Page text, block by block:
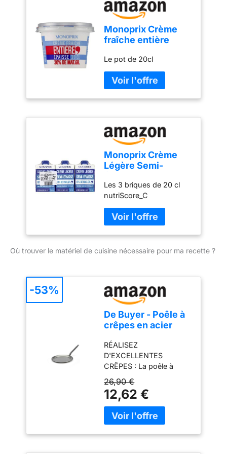
environnement propre,
sec (humidité relative
max. 70 %) et sans
odeur. Température de
Monoprix Crème
fraîche entière
matières grasses. -
Le pot de 20cl
Le pot de 20cl
Monoprix Crème
Légère Semi-
3x20cl
Les 3 briques de 20 cl
nutriScore_C
Où trouver le matériel de cuisine nécessaire pour ma recette ?
De Buyer - Poêle à
crêpes en acier
Diamètre 24 cm -,
Blanc
RÉALISEZ
D'EXCELLENTES
CRÊPES : La poêle à
crêpes De Buyer en acier
CARBONE PLUS est une
poêle à jupe basse qui
vous permet de faire
sauter et de retourner
vous permet de réaliser
26,90 €
12,62 €
-53%